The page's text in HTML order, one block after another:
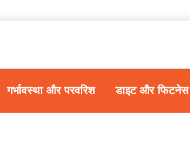
गर्भावस्था और परवरिश डाइट और फिटनेस